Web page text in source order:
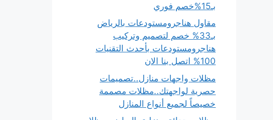
بـ15%خصم فوري
مقاول هناجرومستودعات بالرياض
بـ33% خصم لتصميم وتركيب
هناجرومستودعات بأحدث التقنيات
100% اتصل بنا الان
مظلات واجهات منازل..تصميمات
حصرية لواجهتك..مظلات مصممة
خصيصاً لجميع أنواع المنازل